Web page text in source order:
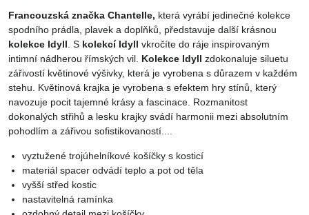
Francouzská značka Chantelle, která vyrábí jedinečné kolekce
spodního prádla, plavek a doplňků, představuje další krásnou
kolekce Idyll . S kolekcí Idyll vkročíte do ráje inspirovaným
intimní nádherou římských vil. Kolekce Idyll zdokonaluje siluetu
zářivostí květinové výšivky, která je vyrobena s důrazem v každém
stehu. Květinová krajka je vyrobena s efektem hry stínů, který
navozuje pocit tajemné krásy a fascinace. Rozmanitost
dokonalých střihů a lesku krajky svádí harmonii mezi absolutním
pohodlím a zářivou sofistikovaností....
vyztužené trojúhelníkové košíčky s kosticí
materiál spacer odvádí teplo a pot od těla
vyšší střed kostic
nastavitelná ramínka